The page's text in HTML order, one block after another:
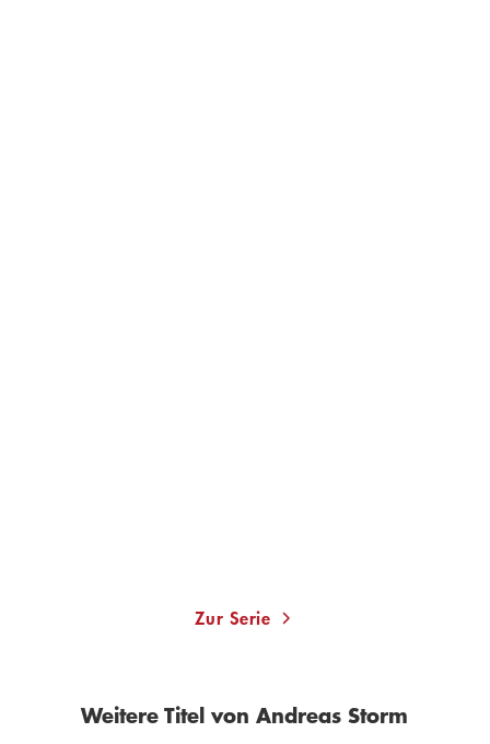
Zur Serie
Weitere Titel von Andreas Storm